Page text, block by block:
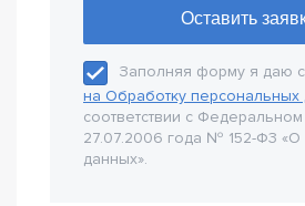
Заполняя форму я даю
на Обработку персональных
соответствии с
27.07.2006 года № 152-Ф3
данных».